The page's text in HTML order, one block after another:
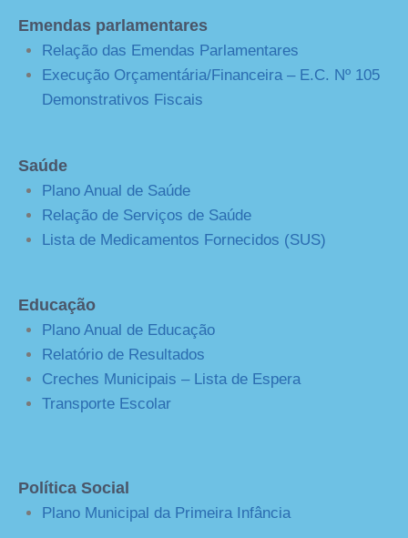
Emendas parlamentares
Relação das Emendas Parlamentares
Execução Orçamentária/Financeira – E.C. Nº 105
Demonstrativos Fiscais
Saúde
Plano Anual de Saúde
Relação de Serviços de Saúde
Lista de Medicamentos Fornecidos (SUS)
Educação
Plano Anual de Educação
Relatório de Resultados
Creches Municipais – Lista de Espera
Transporte Escolar
Política Social
Plano Municipal da Primeira Infância